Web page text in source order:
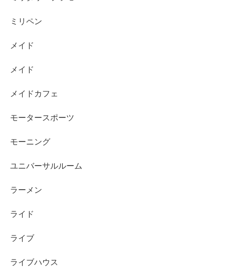
ミリペン
メイド
メイド
メイドカフェ
モータースポーツ
モーニング
ユニバーサルルーム
ラーメン
ライド
ライブ
ライブハウス